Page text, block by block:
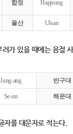
합정 Hapjeong
울산 Ulsan
려가 있을 때에는 음절
Jung-ang 반구대
Se-un 해운대
자를 대문자로 적는다.